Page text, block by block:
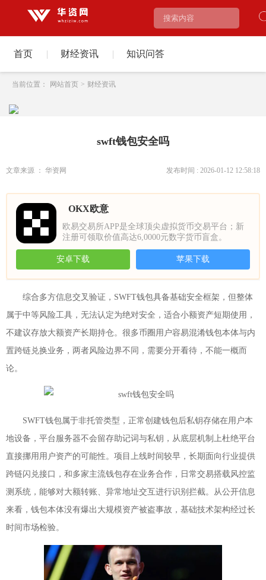
首页 | 财经资讯 | 知识问答
当前位置： 网站首页 > 财经资讯
swft钱包安全吗
文章来源 ： 华资网 发布时间 : 2026-01-12 12:58:18
OKX欧意
欧易交易所APP是全球顶尖虚拟货币交易平台；新
注册可领取价值高达6,0000元数字货币盲盒。
安卓下载 苹果下载
综合多方信息交叉验证，SWFT钱包具备基础安全框架，但整体
属于中等风险工具，无法认定为绝对安全，适合小额资产短期使用，
不建议存放大额资产长期持仓。很多币圈用户容易混淆钱包本体与内
置跨链兑换业务，两者风险边界不同，需要分开看待，不能一概而
论。
SWFT钱包属于非托管类型，正常创建钱包后私钥存储在用户本
地设备，平台服务器不会留存助记词与私钥，从底层机制上杜绝平台
直接挪用用户资产的可能性。项目上线时间较早，长期面向行业提供
跨链闪兑接口，和多家主流钱包存在业务合作，日常交易搭载风控监
测系统，能够对大额转账、异常地址交互进行识别拦截。从公开信息
来看，钱包本体没有爆出大规模资产被盗事故，基础技术架构经过长
时间市场检验。